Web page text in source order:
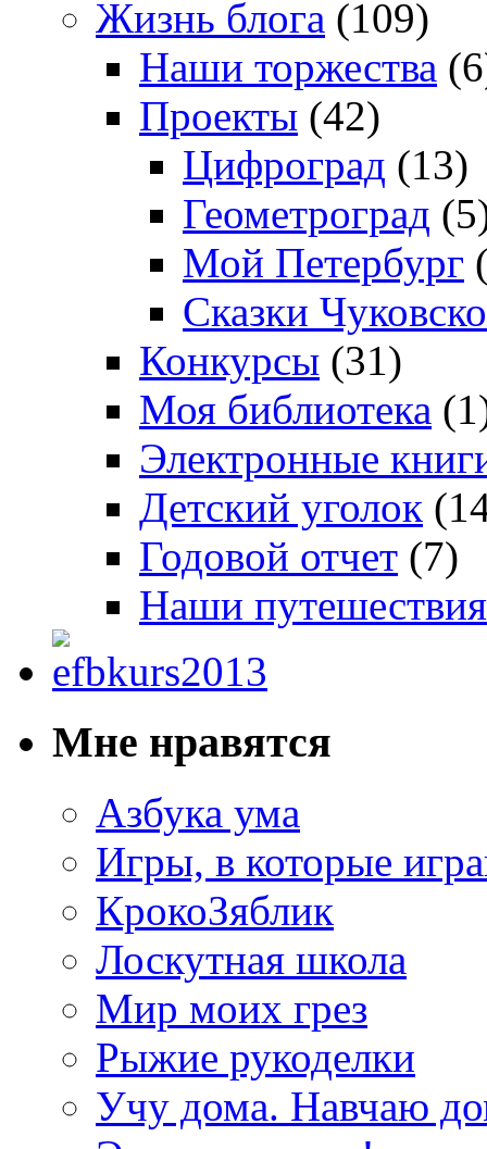
Жизнь блога (109)
Наши торжества
Проекты (42)
Цифроград (13)
Геометроград
Мой Петербург
Сказки
Конкурсы (31)
Моя библиотека
Электронные
Детский уголок
Годовой отчет (7)
Наши путешествия
Мне нравятся
Азбука ума
Игры, в которые
КрокоЗяблик
Лоскутная школа
Мир моих грез
Рыжие рукоделки
Учу дома. Навчаю